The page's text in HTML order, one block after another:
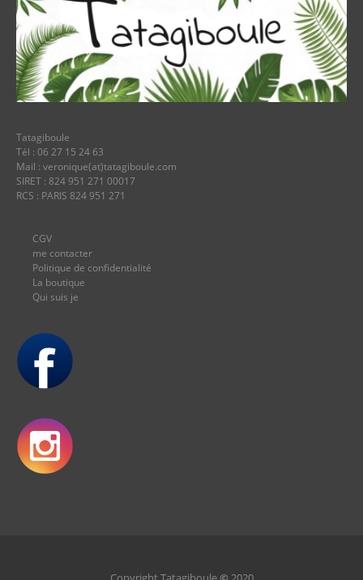
Tatagiboule
Tél : 06 27 15 24 63
Mail : veronique(at)tatagiboule.com
SIRET : 824 951 271 00017
RCS : PARIS 824 951 271
CGV
me contacter
Politique de confidentialité
La boutique
Qui suis je